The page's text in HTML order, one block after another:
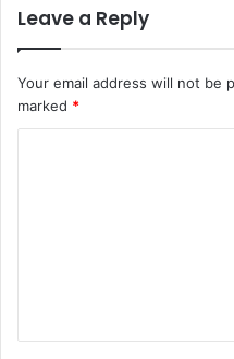
Leave a Reply
Your email address will not be
marked *
t